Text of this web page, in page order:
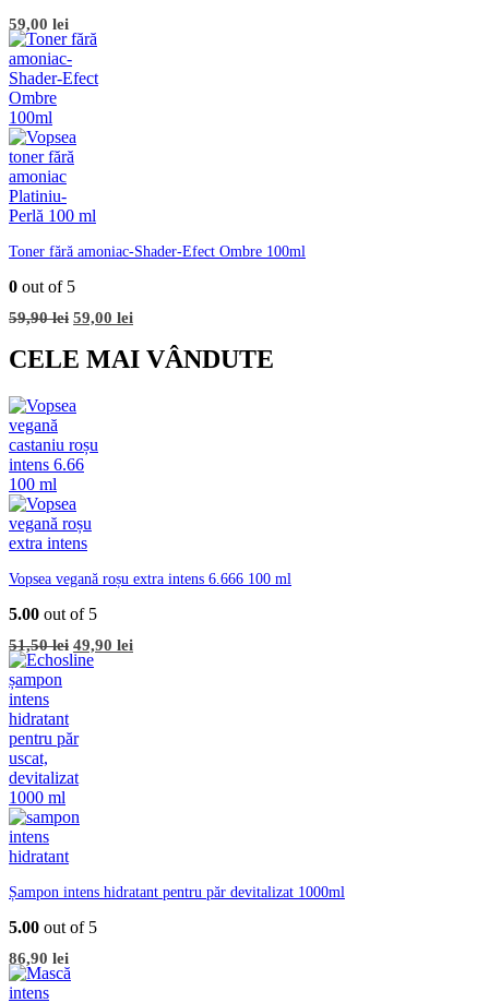
59,00 lei
Toner fără amoniac-Shader-Efect Ombre 100ml
0 out of 5
59,90lei Prețul
inițial
a
fost:
59,00 leiPrețul
curent
este:
59,00 lei.
CELE MAI VÂNDUTE
Vopsea vegană roșu extra intens 6.666 100 ml
5.00 out of 5
51,50lei Prețul
inițial
49,90 leiPrețul
curent
Șampon intens hidratant pentru păr devitalizat 1000ml
5.00 out of 5
86,90 lei